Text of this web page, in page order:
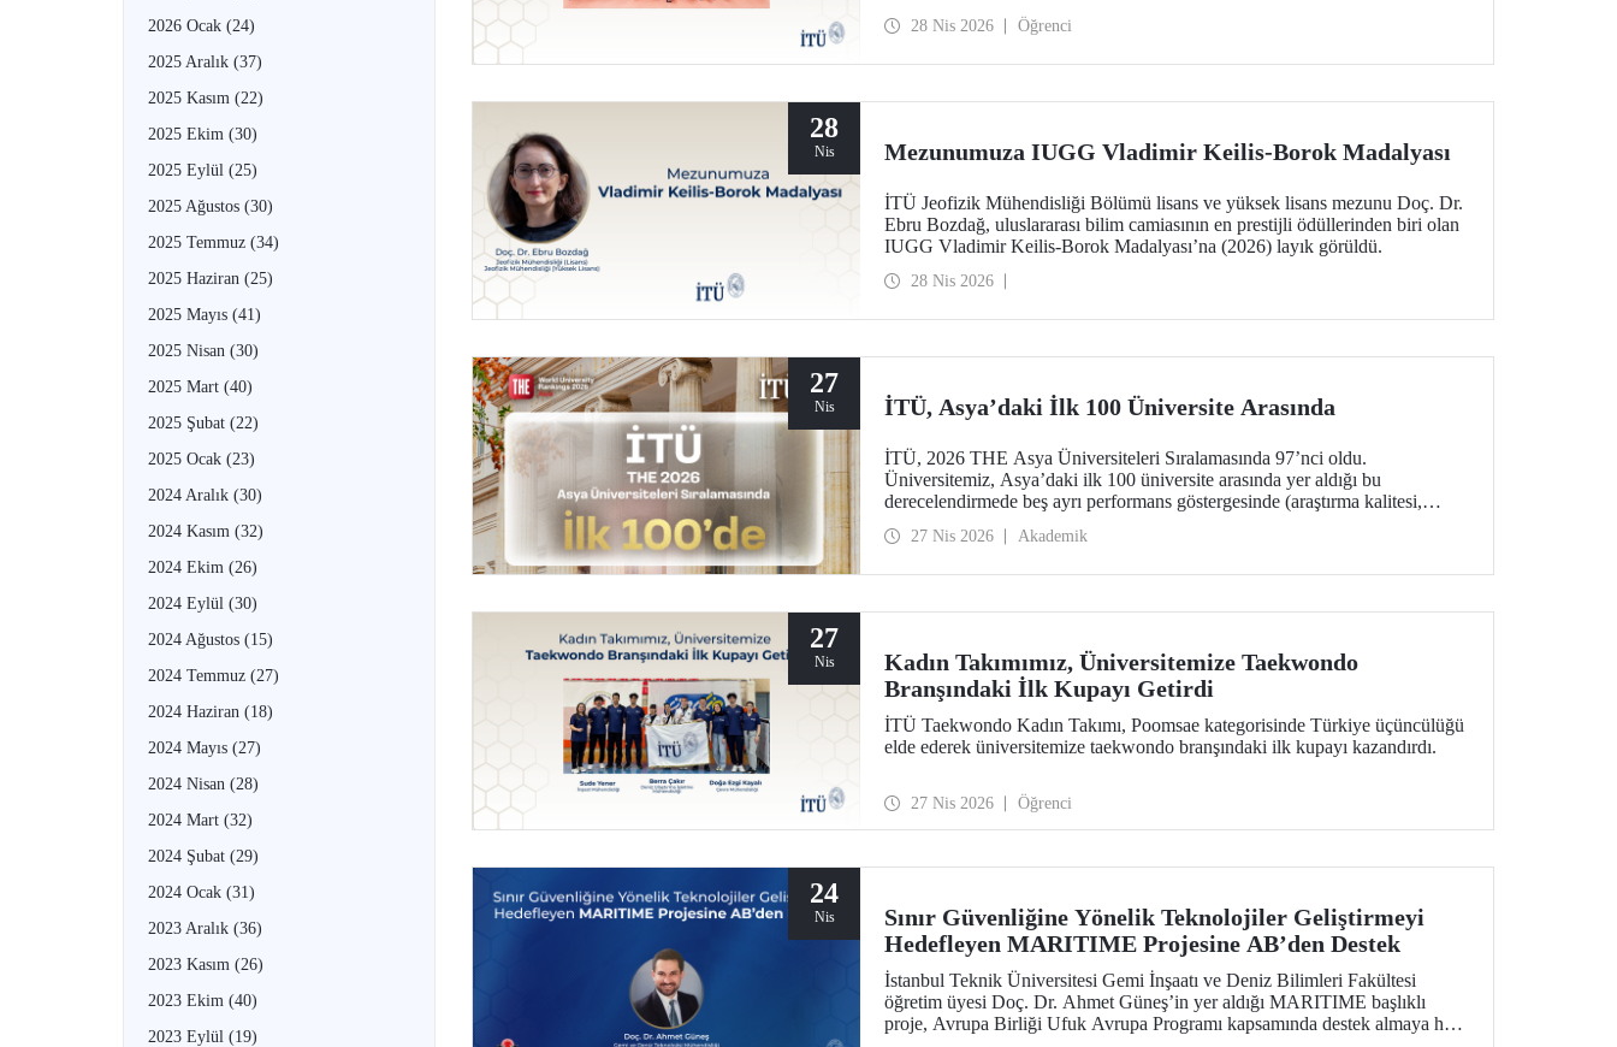
2026 Ocak (24)
2025 Aralık (37)
2025 Kasım (22)
2025 Ekim (30)
2025 Eylül (25)
2025 Ağustos (30)
2025 Temmuz (34)
2025 Haziran (25)
2025 Mayıs (41)
2025 Nisan (30)
2025 Mart (40)
2025 Şubat (22)
2025 Ocak (23)
2024 Aralık (30)
2024 Kasım (32)
2024 Ekim (26)
2024 Eylül (30)
2024 Ağustos (15)
2024 Temmuz (27)
2024 Haziran (18)
2024 Mayıs (27)
2024 Nisan (28)
2024 Mart (32)
2024 Şubat (29)
2024 Ocak (31)
2023 Aralık (36)
2023 Kasım (26)
2023 Ekim (40)
2023 Eylül (19)
28 Nis 2026 Öğrenci
28
Nis Mezunumuza IUGG Vladimir Keilis-Borok Madalyası
İTÜ Jeofizik Mühendisliği Bölümü lisans ve yüksek lisans mezunu Doç. Dr.
Ebru Bozdağ, uluslararası bilim camiasının en prestijli ödüllerinden biri olan
IUGG Vladimir Keilis-Borok Madalyası’na (2026) layık görüldü.
28 Nis 2026
27
Nis İTÜ, Asya’daki İlk 100 Üniversite Arasında
İTÜ, 2026 THE Asya Üniversiteleri Sıralamasında 97’nci oldu.
Üniversitemiz, Asya’daki ilk 100 üniversite arasında yer aldığı bu
derecelendirmede beş ayrı performans göstergesinde (araştırma kalitesi,
27 Nis 2026 Akademik
27
Nis
Kadın Takımımız, Üniversitemize Taekwondo
Branşındaki İlk Kupayı Getirdi
İTÜ Taekwondo Kadın Takımı, Poomsae kategorisinde Türkiye üçüncülüğü
elde ederek üniversitemize taekwondo branşındaki ilk kupayı kazandırdı.
27 Nis 2026 Öğrenci
24
Nis
Sınır Güvenliğine Yönelik Teknolojiler Geliştirmeyi
Hedefleyen MARITIME Projesine AB’den Destek
İstanbul Teknik Üniversitesi Gemi İnşaatı ve Deniz Bilimleri Fakültesi
öğretim üyesi Doç. Dr. Ahmet Güneş’in yer aldığı MARITIME başlıklı
proje, Avrupa Birliği Ufuk Avrupa Programı kapsamında destek almaya hak